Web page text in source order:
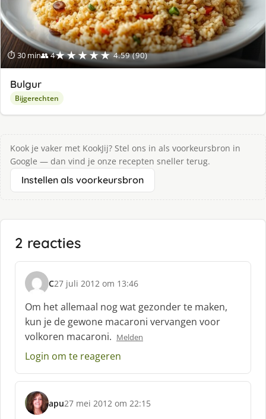
⏱ 30 min👥 4★★★★★ 4.59 (90)
Bulgur
Bijgerechten
Kook je vaker met KookJij? Stel ons in als voorkeursbron in
Google — dan vind je onze recepten sneller terug.
Instellen als voorkeursbron
2 reacties
C
s
c
h
r
e
e
:
27 juli 2012 om 13:46
Om het allemaal nog wat gezonder te maken,
kun je de gewone macaroni vervangen voor
volkoren macaroni. Melden
Login om te reageren
apu
s
27 mei 2012 om 22:15